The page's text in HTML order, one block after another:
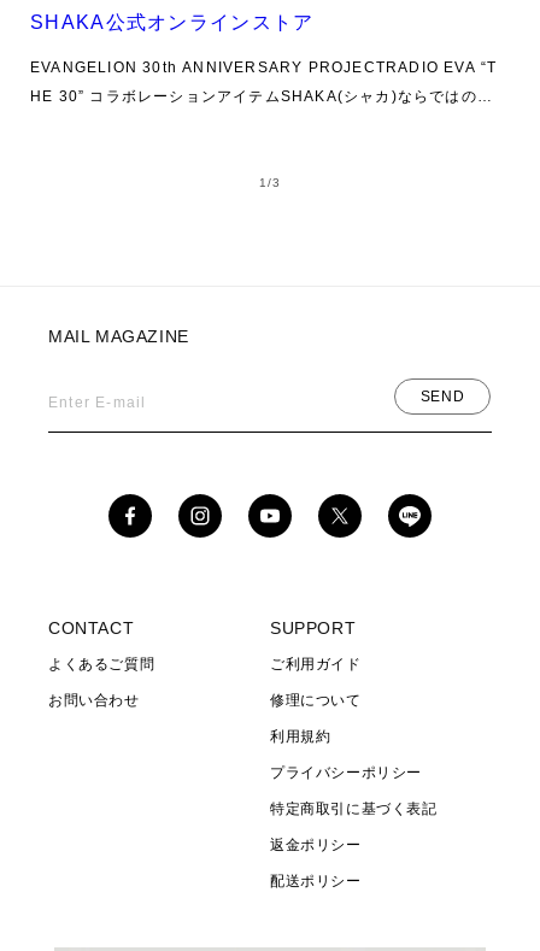
SHAKA公式オンラインストア
EVANGELION 30th ANNIVERSARY PROJECTRADIO EVA “T
HE 30” コラボレーションアイテムSHAKA(シャカ)ならではのス
AT)』をベースに、踵ストラップを着脱式にしてスニサンとしても
ツサンダルの気軽で軽快な履き心地をスニーカーの安定感が融合
WAY』に『新世紀エヴァンゲリオン』の魂を宿した3つのコラボ
モデルが誕生。EVA-01(初号機)、EVA-00(零号機)、EVA- 02(弐
点で再構築することでタウンユースへと落とし込みました。注目
は『エヴァンゲリオン』の世界観をより強く感じさせる機体名を
感のあるコラボアイテムに仕上げました。■別注ポイント１：零号
機/初号機/弐号機の機体カラーをイメージしたフルカスタム２：踵
ストラップが取り外せる2WAY仕様３：踵ストラップのテープエ
ンドパーツと金具フックが蓄光により暗闇で光る特別仕様※蓄光
1/の
3
CONTACT
よくあるご質問
お問い合わせ
SUPPORT
ご利用ガイド
修理について
利用規約
プライバシーポリシー
特定商取引に基づく表記
返金ポリシー
配送ポリシー
MAIL MAGAZINE
Enter E-mail SEND
FacebookInstagramYouTubeX